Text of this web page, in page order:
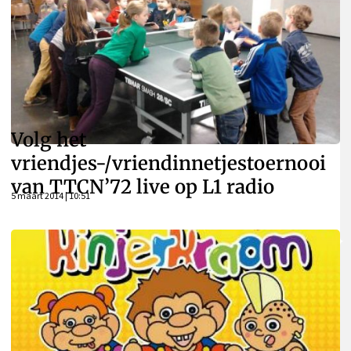
Volg het
vriendjes-/vriendinnetjestoernooi
van TTCN’72 live op L1 radio
5 maart 2014 | 10:51